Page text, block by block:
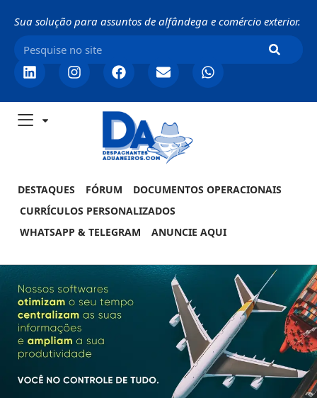
Sua solução para assuntos de alfândega e comércio exterior.
DESTAQUES FÓRUM
DOCUMENTOS OPERACIONAIS
CURRÍCULOS PERSONALIZADOS
WHATSAPP & TELEGRAM
ANUNCIE AQUI